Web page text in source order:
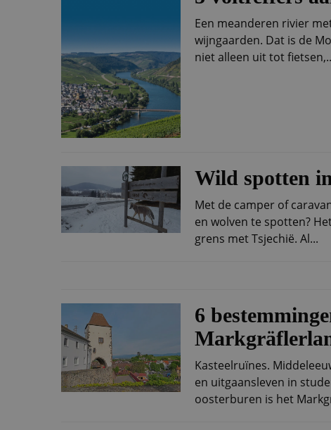
Een meanderen rivier
wijngaarden. Dat is de
niet alleen uit tot
Wild spotten
Met de camper of
en wolven te spotten?
grens met Tsjechië. Al...
6
Kasteelruïnes.
en uitgaansleven in
oosterburen is het